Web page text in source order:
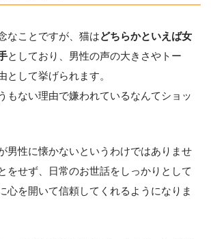
なことですが、猫はどちらかといえば女
としており、男性の声の大きさやトー
として挙げられます。
もない理由で嫌われているなんてショッ
男性に懐かないというわけではありませ
をせず、日常のお世話をしっかりとして
心を開いて信頼してくれるようになりま